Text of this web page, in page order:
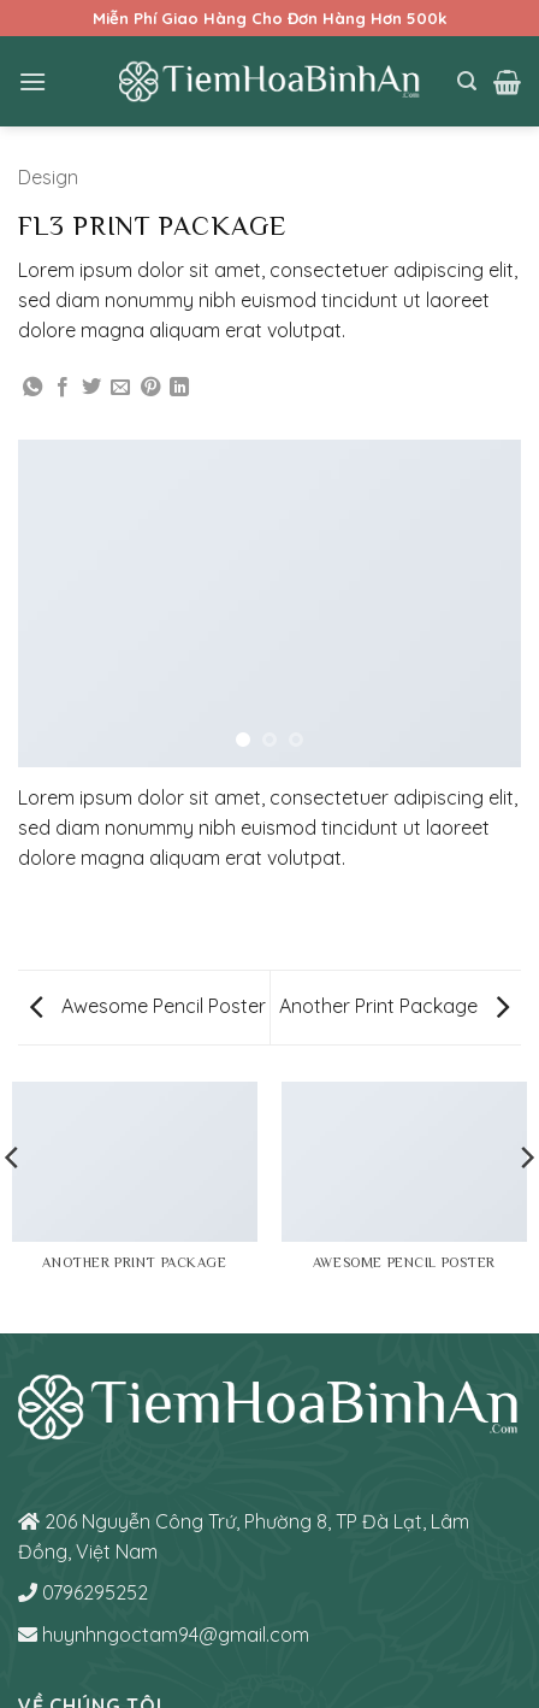
qua
nội
Miễn Phí Giao Hàng Cho Đơn Hàng Hơn 500k
Design
FL3 PRINT PACKAGE
Lorem ipsum dolor sit amet, consectetuer adipiscing elit,
sed diam nonummy nibh euismod tincidunt ut laoreet
dolore magna aliquam erat volutpat.
Lorem ipsum dolor sit amet, consectetuer adipiscing elit,
sed diam nonummy nibh euismod tincidunt ut laoreet
dolore magna aliquam erat volutpat.
Awesome Pencil Poster Another Print Package
ANOTHER PRINT PACKAGE AWESOME PENCIL POSTER
206 Nguyễn Công Trứ, Phường 8, TP Đà Lạt, Lâm
Đồng, Việt Nam
0796295252
huynhngoctam94@gmail.com